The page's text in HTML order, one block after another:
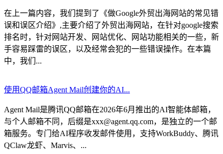
在上一篇内容，我们提到了《做Google外贸出海网站的常见错
误和误区介绍》,主要介绍了外贸出海网站，在针对google搜索
排名时，针对网站开发、网站优化、网站功能相关的一些，新
手容易踩雷的误区，以及经常会犯的一些错误操作。在本篇
中，我们...
使用QQ邮箱Agent Mail创建你的AI...
Agent Mail是腾讯QQ邮箱在2026年6月推出的AI智能体邮箱，
与个人邮箱不同，后缀是xxx@agent.qq.com，是独立的一个邮
箱服务。专门给AI程序收发邮件使用，支持WorkBuddy、腾讯
QClaw龙虾、Marvis、...